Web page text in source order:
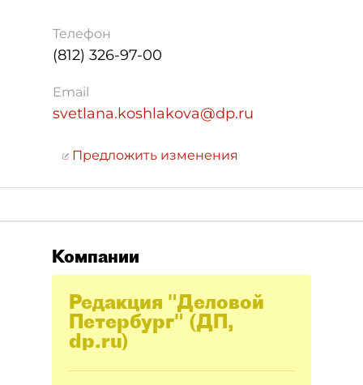
Телефон
(812) 326-97-00
Email
svetlana.koshlakova@dp.ru
Предложить изменения
Компании
Редакция "Деловой
Петербург" (ДП,
dp.ru)